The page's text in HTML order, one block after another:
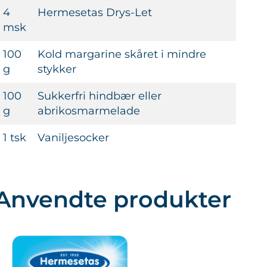
4
msk
Hermesetas Drys-Let
100
g
Kold margarine skåret i mindre
stykker
100
g
Sukkerfri hindbær eller
abrikosmarmelade
1 tsk Vaniljesocker
produkter